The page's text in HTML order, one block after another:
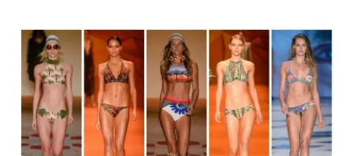
DO
VERÃO
2017
CONFIRA
OS
LANÇAMENTOS
DO